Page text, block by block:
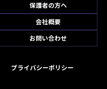
保護者の方へ
会社概要
お問い合わせ
プライバシーポリシー